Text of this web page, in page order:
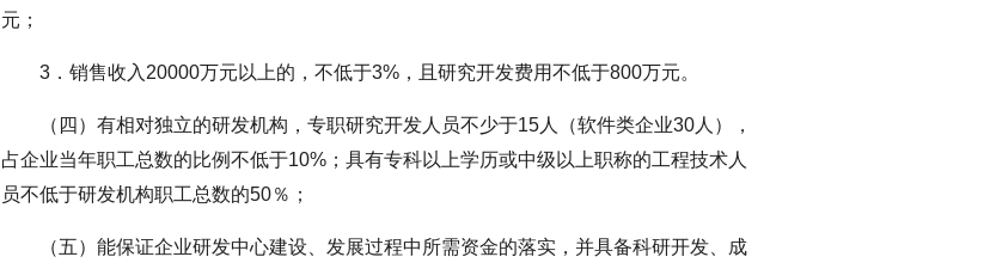
元；
3．销售收入20000万元以上的，不低于3%，且研究开发费用不低于800万元。
（四）有相对独立的研发机构，专职研究开发人员不少于15人（软件类企业30人），
占企业当年职工总数的比例不低于10%；具有专科以上学历或中级以上职称的工程技术人
员不低于研发机构职工总数的50％；
（五）能保证企业研发中心建设、发展过程中所需资金的落实，并具备科研开发、成